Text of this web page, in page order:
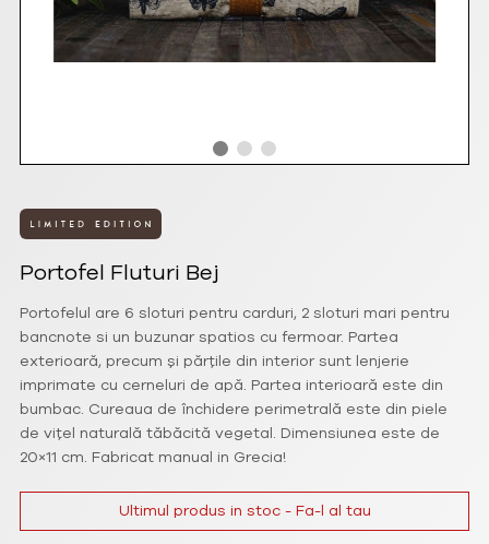
Portofel Fluturi Bej
Portofelul are 6 sloturi pentru carduri, 2 sloturi mari pentru
bancnote si un buzunar spatios cu fermoar. Partea
exterioară, precum și părțile din interior sunt lenjerie
imprimate cu cerneluri de apă. Partea interioară este din
bumbac. Cureaua de închidere perimetrală este din piele
de vițel naturală tăbăcită vegetal. Dimensiunea este de
20×11 cm. Fabricat manual in Grecia!
Ultimul produs in stoc - Fa-l al tau